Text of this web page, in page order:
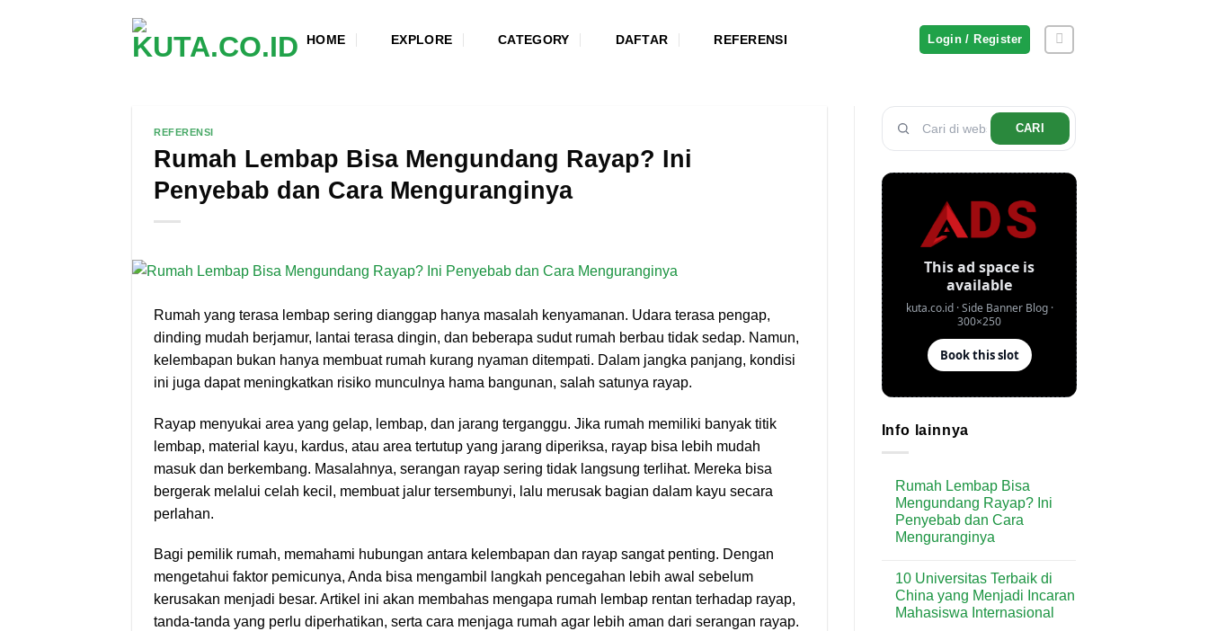
HOME EXPLORE CATEGORY DAFTAR REFERENSI Login / Register
REFERENSI
Rumah Lembap Bisa Mengundang Rayap? Ini
Penyebab dan Cara Menguranginya
Rumah yang terasa lembap sering dianggap hanya masalah kenyamanan. Udara terasa pengap,
dinding mudah berjamur, lantai terasa dingin, dan beberapa sudut rumah berbau tidak sedap. Namun,
kelembapan bukan hanya membuat rumah kurang nyaman ditempati. Dalam jangka panjang, kondisi
ini juga dapat meningkatkan risiko munculnya hama bangunan, salah satunya rayap.
Rayap menyukai area yang gelap, lembap, dan jarang terganggu. Jika rumah memiliki banyak titik
lembap, material kayu, kardus, atau area tertutup yang jarang diperiksa, rayap bisa lebih mudah
masuk dan berkembang. Masalahnya, serangan rayap sering tidak langsung terlihat. Mereka bisa
bergerak melalui celah kecil, membuat jalur tersembunyi, lalu merusak bagian dalam kayu secara
perlahan.
Bagi pemilik rumah, memahami hubungan antara kelembapan dan rayap sangat penting. Dengan
mengetahui faktor pemicunya, Anda bisa mengambil langkah pencegahan lebih awal sebelum
kerusakan menjadi besar. Artikel ini akan membahas mengapa rumah lembap rentan terhadap rayap,
tanda-tanda yang perlu diperhatikan, serta cara menjaga rumah agar lebih aman dari serangan rayap.
CARI
Info lainnya
Rumah Lembap Bisa
Mengundang Rayap? Ini
Penyebab dan Cara
Menguranginya
on
Rumah
Lembap
Bisa
10 Universitas Terbaik di
China yang Menjadi Incaran
Mahasiswa Internasional